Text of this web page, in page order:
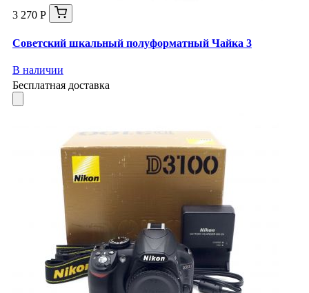
3 270 Р
Советский шкальный полуформатный Чайка 3
В наличии
Бесплатная доставка